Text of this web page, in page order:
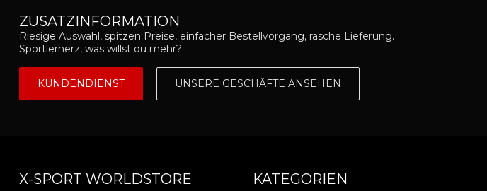
ZUSATZINFORMATION
Riesige Auswahl, spitzen Preise, einfacher Bestellvorgang, rasche Lieferung.
Sportlerherz, was willst du mehr?
KUNDENDIENST UNSERE GESCHÄFTE ANSEHEN
X-SPORT WORLDSTORE KATEGORIEN